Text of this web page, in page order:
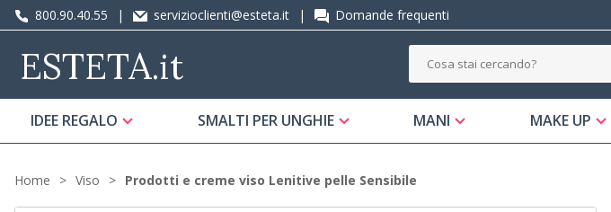
800.90.40.55 | servizioclienti@esteta.it | Domande frequenti
ESTETA.it
IDEE REGALO SMALTI PER UNGHIE MANI MAKE UP
Home Viso Prodotti e creme viso Lenitive pelle Sensibile